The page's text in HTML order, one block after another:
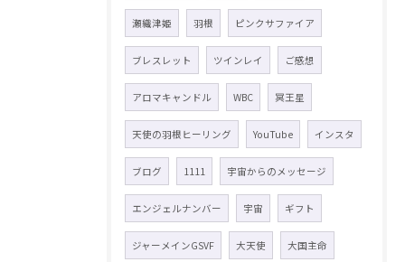
瀬織津姫 羽根 ピンクサファイア
ブレスレット ツインレイ ご感想
アロマキャンドル WBC 冥王星
天使の羽根ヒーリング YouTube インスタ
ブログ 1111 宇宙からのメッセージ
エンジェルナンバー 宇宙 ギフト
ジャーメインGSVF 大天使 大国主命